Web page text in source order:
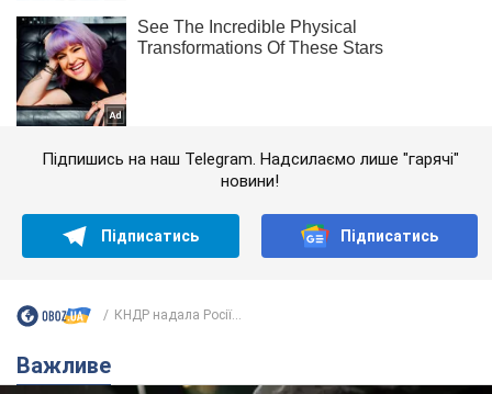
Підпишись на наш Telegram. Надсилаємо лише "гарячі"
новини!
Підписатись Підписатись
КНДР надала Росії...
Важливе